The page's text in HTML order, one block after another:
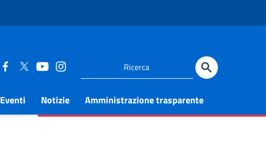
Eventi Notizie Amministrazione trasparente